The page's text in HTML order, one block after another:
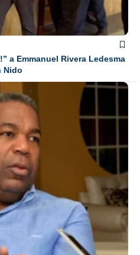
a Emmanuel Rivera Ledesma
Nido